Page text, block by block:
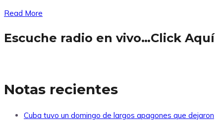
Read More
Escuche radio en vivo…Click Aquí
Notas recientes
Cuba tuvo un domingo de largos apagones que dejaron